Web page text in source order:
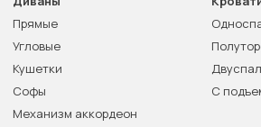
Прямые
Угловые
Кушетки
Софы
Механизм аккордеон
С